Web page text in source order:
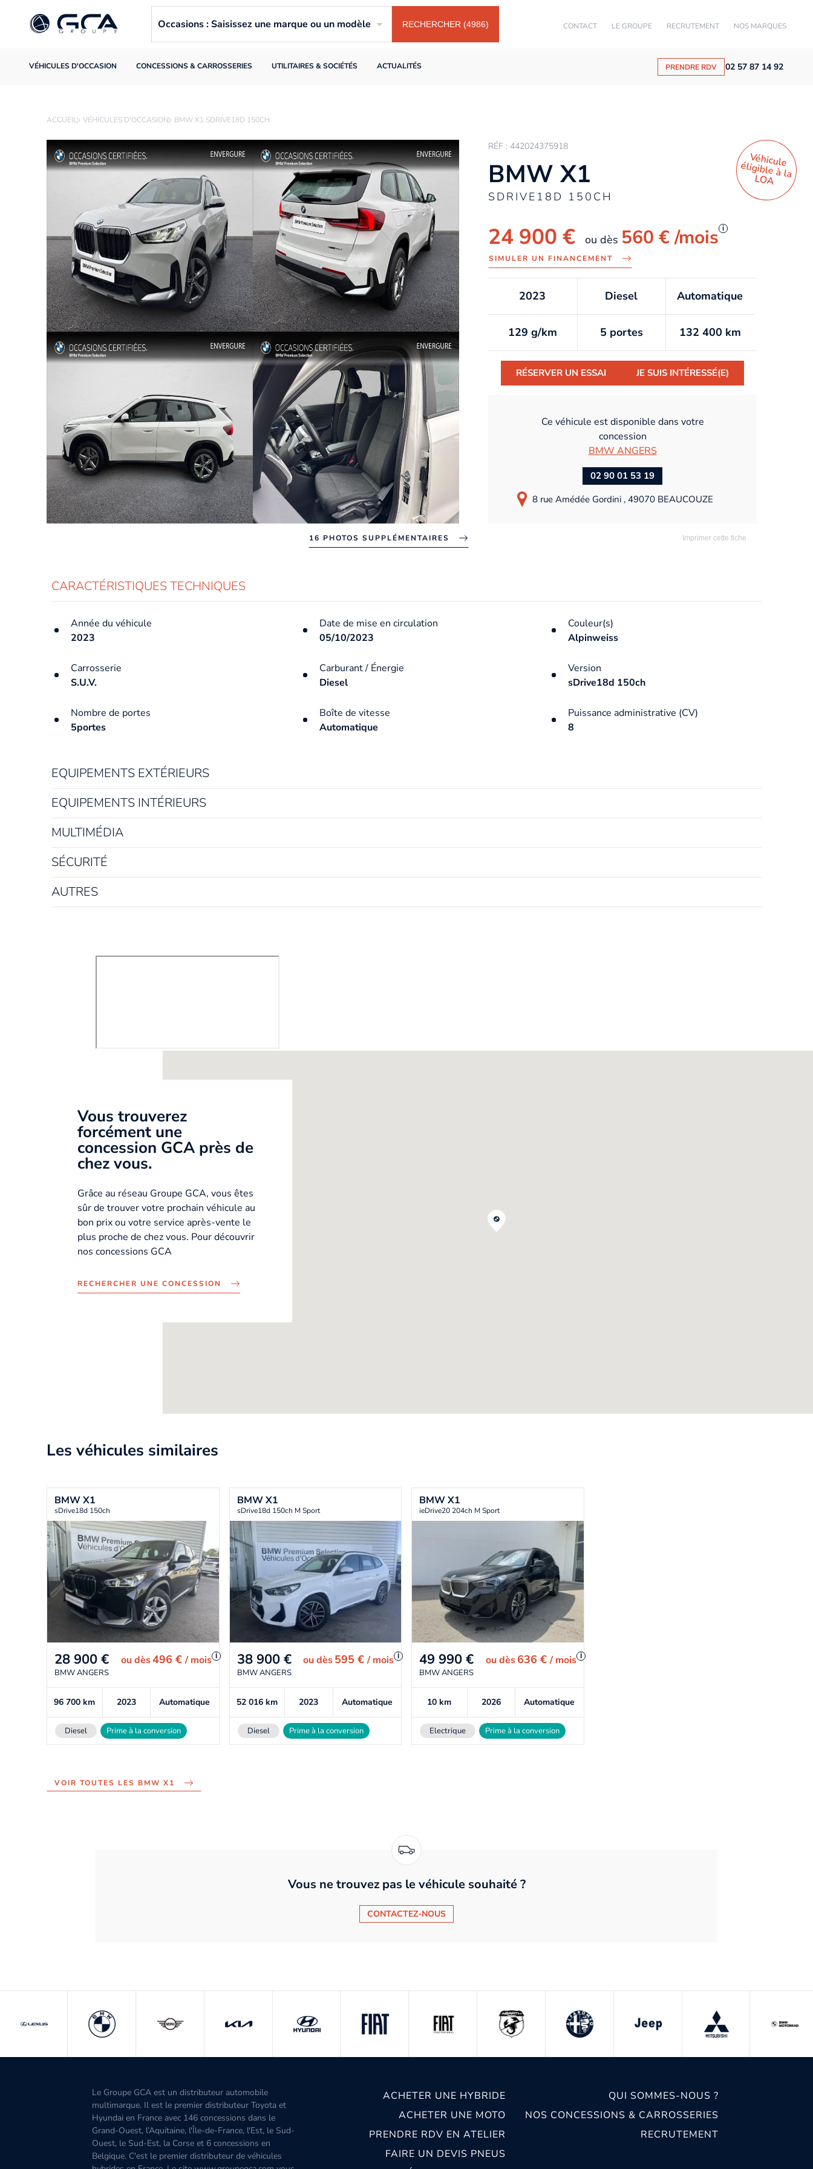
CONTACT LE GROUPE RECRUTEMENT NOS MARQUES
VÉHICULES D'OCCASION CONCESSIONS & CARROSSERIES UTILITAIRES & SOCIÉTÉS ACTUALITÉS PRENDRE RDV 02 57 87 14 92
Occasions : Saisissez une marque ou un modèle RECHERCHER (4986)
ACCUEIL VÉHICULES D'OCCASION BMW X1 SDRIVE18D 150CH
16 PHOTOS SUPPLÉMENTAIRES
RÉF : 442024375918
BMW X1
SDRIVE18D 150CH
24 900 € ou dès 560 €/mois i
SIMULER UN FINANCEMENT
Véhicule
éligible à la
LO
A
2023 Diesel Automatique
129 g/km 5 portes 132 400 km
RÉSERVER UN ESSAI JE SUIS INTÉRESSÉ(E)
Ce véhicule est disponible dans votre
concession
BMW ANGERS
02 90 01 53 19
8 rue Amédée Gordini , 49070 BEAUCOUZE
Imprimer cette fiche
CARACTÉRISTIQUES TECHNIQUES
Année du véhicule
2023
Date de mise en circulation
05/10/2023
Couleur(s)
Alpinweiss
Carrosserie
S.U.V.
Carburant / Énergie
Diesel
Version
sDrive18d 150ch
Nombre de portes
5portes
Boîte de vitesse
Automatique
Puissance administrative (CV)
8
EQUIPEMENTS EXTÉRIEURS
EQUIPEMENTS INTÉRIEURS
MULTIMÉDIA
SÉCURITÉ
AUTRES
Vous trouverez
forcément une
concession GCA près de
chez vous.
Grâce au réseau Groupe GCA, vous êtes
sûr de trouver votre prochain véhicule au
bon prix ou votre service après-vente le
plus proche de chez vous. Pour découvrir
nos concessions GCA
RECHERCHER UNE CONCESSION
Les véhicules similaires
BMWX1
sDrive18d 150ch
28 900 € oudès496 €/ mois i
BMW ANGERS
96 700km 2023 Automatique
Diesel Prime à la conversion
BMWX1
sDrive18d 150ch M Sport
38 900 € oudès595 €/ mois i
BMW ANGERS
52 016 km 2023 Automatique
Diesel Prime à la conversion
BMWX1
ieDrive20 204ch M Sport
49 990 € oudès 636 €/ mois i
BMW ANGERS
10km 2026 Automatique
Electrique Prime à la conversion
VOIR TOUTES LES BMW X1
Vous ne trouvez pas le véhicule souhaité ?
CONTACTEZ-NOUS
Le Groupe GCA est un distributeur automobile
multimarque. Il est le premier distributeur Toyota et
Hyundai en France avec 146 concessions dans le
Grand-Ouest, l’Aquitaine, l'Île-de-France, l'Est, le Sud-
Ouest, le Sud-Est, la Corse et 6 concessions en
Belgique. C'est le premier distributeur de véhicules
ACHETER UNE HYBRIDE
ACHETER UNE MOTO
PRENDRE RDV EN ATELIER
FAIRE UN DEVIS PNEUS
QUI SOMMES-NOUS ?
NOS CONCESSIONS & CARROSSERIES
RECRUTEMENT